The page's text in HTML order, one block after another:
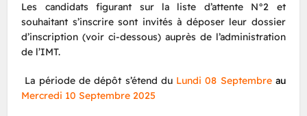
Les candidats figurant sur la liste d’attente N°2 et
souhaitant s’inscrire sont invités à déposer leur dossier
d’inscription (voir ci-dessous) auprès de l’administration
de l’IMT.
La période de dépôt s’étend du Lundi 08 Septembre au
Mercredi 10 Septembre 2025